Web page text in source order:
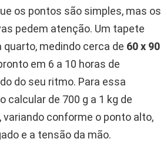
os pontos são simples, mas os
pedem atenção. Um tapete
quarto, medindo cerca de 60 x 90
em 6 a 10 horas de
do seu ritmo. Para essa
calcular de 700 g a 1 kg de
variando conforme o ponto alto,
e a tensão da mão.